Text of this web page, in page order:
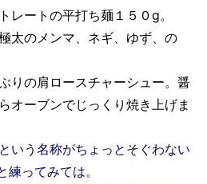
レートの平打ち麺１５０g。
太のメンマ、ネギ、ゆず、の
りの肩ロースチャーシュー。醤
オーブンでじっくり焼き上げま
いう名称がちょっとそぐわない
ってみては。